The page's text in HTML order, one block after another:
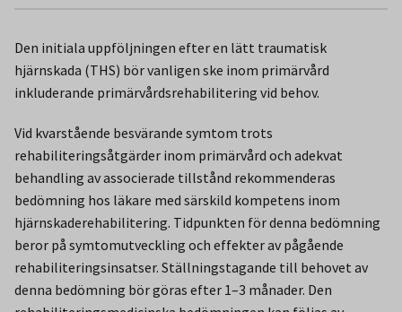
Den initiala uppföljningen efter en lätt traumatisk
hjärnskada (THS) bör vanligen ske inom primärvård
inkluderande primärvårdsrehabilitering vid behov.
Vid kvarstående besvärande symtom trots
rehabiliteringsåtgärder inom primärvård och adekvat
behandling av associerade tillstånd rekommenderas
bedömning hos läkare med särskild kompetens inom
hjärnskaderehabilitering. Tidpunkten för denna bedömning
beror på symtomutveckling och effekter av pågående
rehabiliteringsinsatser. Ställningstagande till behovet av
denna bedömning bör göras efter 1–3 månader. Den